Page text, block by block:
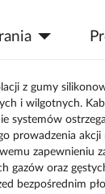
z gumy
i wilgotnych.
prowadzenia
zapewnieniu
gazów oraz
bezpośrednim